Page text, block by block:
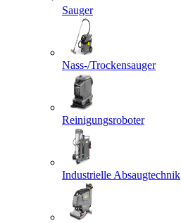
Sauger
Nass-/Trockensauger
Reinigungsroboter
Industrielle Absaugtechnik